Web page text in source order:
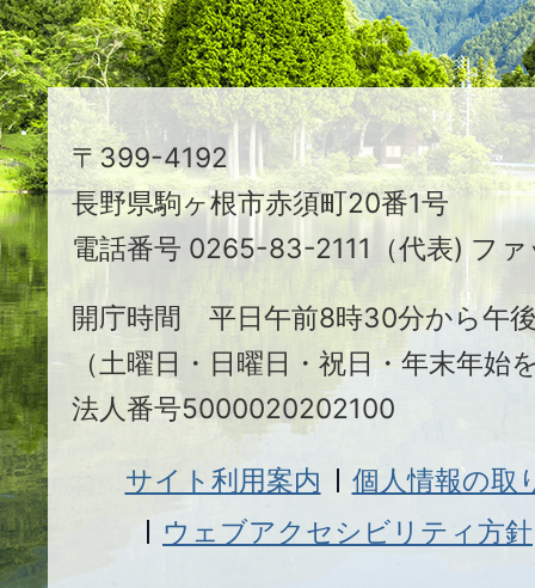
ま
ち
駒
ヶ
根
市
〒399-4192
長野県駒ヶ根市赤須町20番1号
電話番号 0265-83-2111（代表) フ
開庁時間 平日午前8時30分から午
（土曜日・日曜日・祝日・年末年始
法人番号5000020202100
サイト利用案内
個人情報の取
ウェブアクセシビリティ方針